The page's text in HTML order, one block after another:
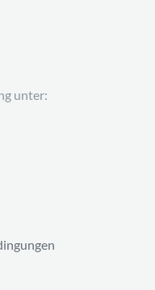
unter: